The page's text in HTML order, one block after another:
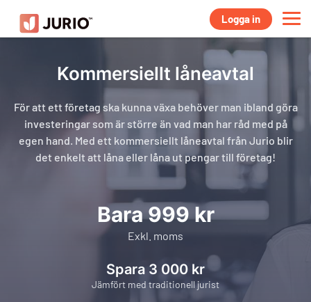
Logga in
Kommersiellt låneavtal
För att ett företag ska kunna växa behöver man ibland göra
investeringar som är större än vad man har råd med på
egen hand. Med ett kommersiellt låneavtal från Jurio blir
det enkelt att låna eller låna ut pengar till företag!
Bara 999 kr
Exkl. moms
Spara 3 000 kr
Jämfört med traditionell jurist